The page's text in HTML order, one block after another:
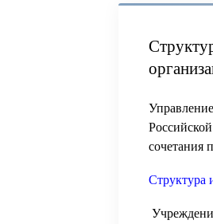
сочетания